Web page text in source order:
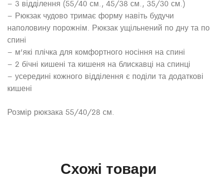
– 3 відділення (55/40 см., 45/38 см., 35/30 см.)
– Рюкзак чудово тримає форму навіть будучи
наполовину порожнім. Рюкзак ущільнений по дну та по
спині
– м’які плічка для комфортного носіння на спині
– 2 бічні кишені та кишеня на блискавці на спинці
– усередині кожного відділення є поділи та додаткові
кишені
Розмір рюкзака 55/40/28 см.
Схожі товари